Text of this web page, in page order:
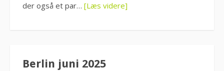
der også et par… [Læs videre]
Berlin juni 2025